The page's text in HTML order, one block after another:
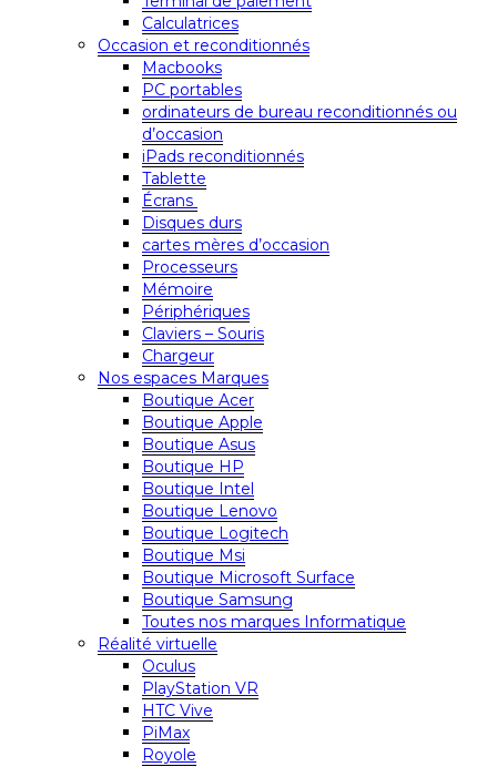
Calculatrices
Occasion et reconditionnés
Macbooks
PC portables
ordinateurs de bureau reconditionnés ou
d’occasion
iPads reconditionnés
Tablette
Écrans
Disques durs
cartes mères d’occasion
Processeurs
Mémoire
Périphériques
Claviers – Souris
Chargeur
Nos espaces Marques
Boutique Acer
Boutique Apple
Boutique Asus
Boutique HP
Boutique Intel
Boutique Lenovo
Boutique Logitech
Boutique Msi
Boutique Microsoft Surface
Boutique Samsung
Toutes nos marques Informatique
Réalité virtuelle
Oculus
PlayStation VR
HTC Vive
PiMax
Royole